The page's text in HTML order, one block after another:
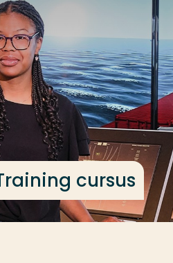
cursus
cursus